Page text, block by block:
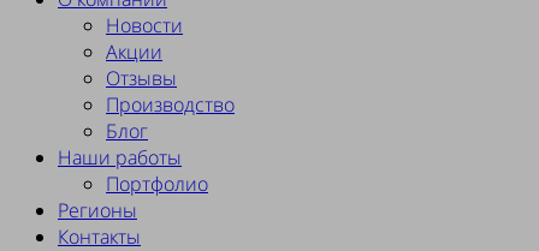
Новости
Акции
Отзывы
Производство
Блог
Наши работы
Портфолио
Регионы
Контакты